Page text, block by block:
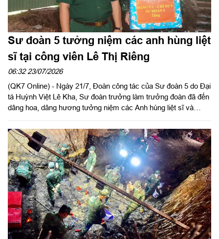
Sư đoàn 5 tưởng niệm các anh hùng liệt
sĩ tại công viên Lê Thị Riêng
06:32 23/07/2026
(QK7 Online) - Ngày 21/7, Đoàn công tác của Sư đoàn 5 do Đại
tá Huỳnh Việt Lê Kha, Sư đoàn trưởng làm trưởng đoàn đã đến
dâng hoa, dâng hương tưởng niệm các Anh hùng liệt sĩ và
kiếm, quy tập, xác định danh tính hài cốt liệt sĩ tại Công viên Lê
Thị Riêng (phường Hòa Hưng, TP Hồ Chí Minh).